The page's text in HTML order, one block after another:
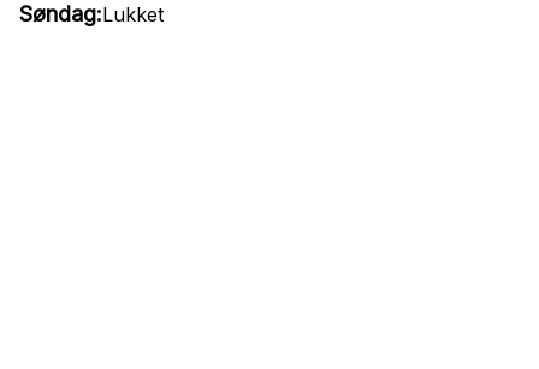
Søndag:Lukket